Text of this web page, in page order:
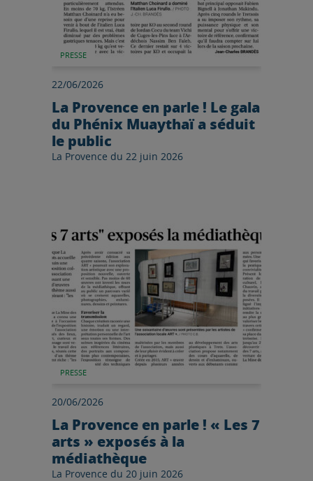
PRESSE
22/06/2026
La Provence en parle ! Le gala
du Phénix Muaythaï a séduit
le public
La Provence du 22 juin 2026
PRESSE
20/06/2026
La Provence en parle ! « Les 7
arts » exposés à la
médiathèque
La Provence du 20 juin 2026